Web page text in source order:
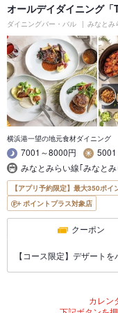
オールデイダイニング「
ダイニングバー・バル みなとみ
横浜港一望の地元食材ダイニング
7001～8000円
みなとみらい線｢みなと
【アプリ予約限定】最大350ポイ
ポイントプラス対象店
クーポン
【コース限定】デザート
カレン